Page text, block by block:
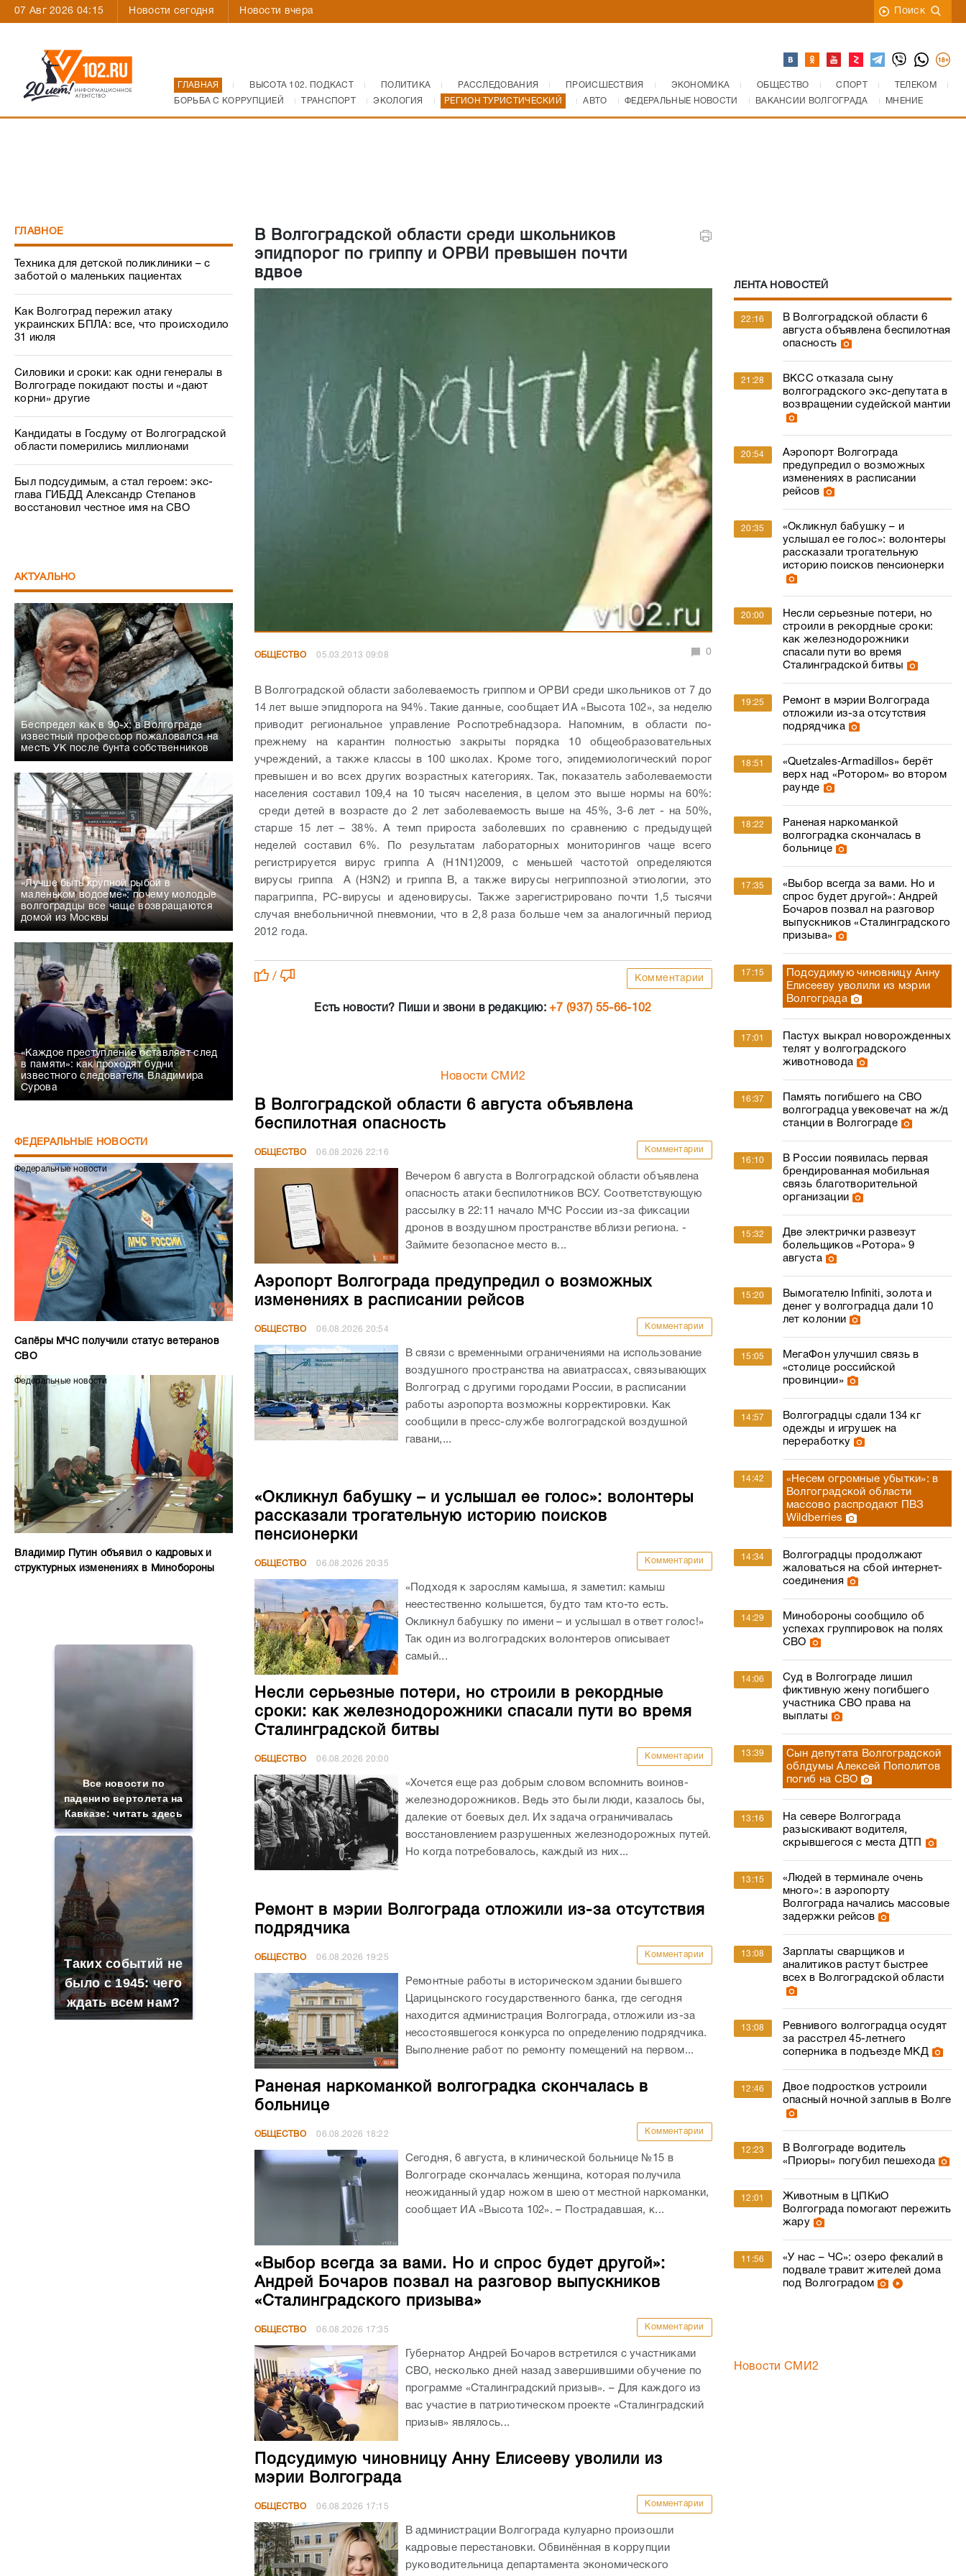
07 Авг 2026 04:15 Новости сегодня Новости вчера Поиск
ГЛАВНАЯ ВЫСОТА 102. ПОДКАСТ ПОЛИТИКА РАССЛЕДОВАНИЯ ПРОИСШЕСТВИЯ ЭКОНОМИКА ОБЩЕСТВО СПОРТ
ТЕЛЕКОМ
БОРЬБА С КОРРУПЦИЕЙ
ТРАНСПОРТ ЭКОЛОГИЯ РЕГИОН ТУРИСТИЧЕСКИЙ АВТО ФЕДЕРАЛЬНЫЕ НОВОСТИ ВАКАНСИИ ВОЛГОГРАДА МНЕНИЕ
украинских БПЛА: все, что происходило
31 июля
Силовики и сроки: как одни генералы в
Волгограде покидают посты и «дают
корни» другие
Кандидаты в Госдуму от Волгоградской
области померились миллионами
Был подсудимым, а стал героем: экс-
глава ГИБДД Александр Степанов
восстановил честное имя на СВО
АКТУАЛЬНО
Беспредел как в 90-х: в Волгограде
известный профессор пожаловался на
месть УК после бунта собственников
«Лучше быть крупной рыбой в
маленьком водоеме»: почему молодые
волгоградцы все чаще возвращаются
домой из Москвы
«Каждое преступление оставляет след
в памяти»: как проходят будни
известного следователя Владимира
Сурова
ФЕДЕРАЛЬНЫЕ НОВОСТИ
Федеральные новости
Сапёры МЧС получили статус ветеранов
Федеральные новости
Владимир Путин объявил о кадровых и
структурных изменениях в Минобороны
Таких событий не
было с 1945: чего
ждать всем нам?
В Волгоградской области заболеваемость гриппом и ОРВИ среди школьников от 7 до
14 лет выше эпидпорога на 94%. Такие данные, сообщает ИА «Высота 102», за неделю
приводит региональное управление Роспотребнадзора. Напомним, в области по-
прежнему на карантин полностью закрыты порядка 10 общеобразовательных
населения составил 109,4 на 10 тысяч населения, в целом это выше нормы на 60%:
вирусы гриппа А (H3N2) и гриппа В, а также вирусы негриппозной этиологии, это
парагриппа, РС-вирусы и аденовирусы. Также зарегистрировано почти 1,5 тысячи
случая внебольничной пневмонии, что в 2,8 раза больше чем за аналогичный период
/ Комментарии
Есть новости? Пиши и звони в редакцию:+7 (937) 55-66-102
В Волгоградской области 6 августа объявлена
Вечером 6 августа в Волгоградской области объявлена
опасность атаки беспилотников ВСУ. Соответствующую
рассылку в 22:11 начало МЧС России из-за фиксации
Аэропорт Волгограда предупредил о возможных
изменениях в расписании рейсов
ОБЩЕСТВО 06.08.2026 20:54 Комментарии
воздушного пространства на авиатрассах, связывающих
Волгоград с другими городами России, в расписании
работы аэропорта возможны корректировки. Как
сообщили в пресс-службе волгоградской воздушной
«Окликнул бабушку – и услышал ее голос»: волонтеры
рассказали трогательную историю поисков
пенсионерки
«Подходя к зарослям камыша, я заметил: камыш
неестественно колышется, будто там кто-то есть.
Несли серьезные потери, но строили в рекордные
сроки: как железнодорожники спасали пути во время
Сталинградской битвы
ОБЩЕСТВО 06.08.202620:00
«Хочется еще раз добрым словом вспомнить воинов-
железнодорожников. Ведь это были люди, казалось бы,
далекие от боевых дел. Их задача ограничивалась
Ремонт в мэрии Волгограда отложили из-за отсутствия
подрядчика
ОБЩЕСТВО 06.08.202619:25
Царицынского государственного банка, где сегодня
Выполнение работ по ремонту помещений на первом...
Раненая наркоманкой волгоградка скончалась в
больнице
ОБЩЕСТВО 06.08.202618:22 Комментарии
Волгограде скончалась женщина, которая получила
«Выбор всегда за вами. Но и спрос будет другой»:
Андрей Бочаров позвал на разговор выпускников
«Сталинградского призыва»
06.08.2026
Губернатор Андрей Бочаров встретился с участниками
СВО, несколько дней назад завершившими обучение по
программе «Сталинградский призыв». – Для каждого из
вас участие в патриотическом проекте «Сталинградский
Подсудимую чиновницу Анну Елисееву уволили из
мэрии Волгограда
ОБЩЕСТВО 06.08.2026 Комментарии
кадровые перестановки. Обвинённая в коррупции
высокопоставленного поста. Она была исключена из
Напомним,...
21:28
ВКСС отказала сыну
волгоградского экс-депутата в
возвращении судейской мантии
Аэропорт Волгограда
предупредил о возможных
изменениях в расписании
рейсов
«Окликнул бабушку – и
услышал ее голос»: волонтеры
рассказали трогательную
историю поисков пенсионерки
20:00
Несли серьезные потери, но
строили в рекордные сроки:
как железнодорожники
спасали пути во время
Сталинградской битвы
19:25
Ремонт в мэрии Волгограда
отложили из-за отсутствия
подрядчика
«Quetzales‑Armadillos» берёт
верх над «Ротором» во втором
раунде
Раненая наркоманкой
волгоградка скончалась в
больнице
«Выбор всегда за вами. Но и
спрос будет другой»: Андрей
Бочаров позвал на разговор
выпускников «Сталинградского
призыва»
17:15
Подсудимую чиновницу Анну
Елисееву уволили из мэрии
Волгограда
Пастух выкрал новорожденных
телят у волгоградского
животновода
Память погибшего на СВО
волгоградца увековечат на ж/д
станции в Волгограде
В России появилась первая
брендированная мобильная
связь благотворительной
Две электрички развезут
болельщиков «Ротора» 9
августа
Вымогателю Infiniti, золота и
денег у волгоградца дали 10
лет колонии
МегаФон улучшил связь в
«столице российской
провинции»
Волгоградцы сдали 134 кг
одежды и игрушек на
переработку
«Несем огромные убытки»: в
Волгоградской области
массово распродают ПВЗ
Wildberries
Волгоградцы продолжают
жаловаться на сбой интернет-
соединения
Минобороны сообщило об
успехах группировок на полях
СВО
Суд в Волгограде лишил
фиктивную жену погибшего
участника СВО права на
выплаты
Сын депутата Волгоградской
облдумы Алексей Пополитов
погиб на СВО
На севере Волгограда
разыскивают водителя,
скрывшегося с места ДТП
«Людей в терминале очень
много»: в аэропорту
Волгограда начались массовые
задержки рейсов
Зарплаты сварщиков и
аналитиков растут быстрее
всех в Волгоградской области
Ревнивого волгоградца осудят
за расстрел 45-летнего
соперника в подъезде МКД
Двое подростков устроили
опасный ночной заплыв в Волге
В Волгограде водитель
«Приоры» погубил пешехода
Животным в ЦПКиО
Волгограда помогают пережить
жару
«У нас – ЧС»: озеро фекалий в
подвале травит жителей дома
под Волгоградом
Новости СМИ2